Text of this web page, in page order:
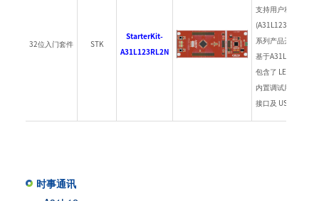
32位入门套件 STK
StarterKit-
A31L123RL2N
支持用户利用
(A31L123,
系列产品开发各种
基于A31L12x MCU
包含了 LED, 按钮,
内置调试用的 A-
接口及 USB 接口.
时事通讯